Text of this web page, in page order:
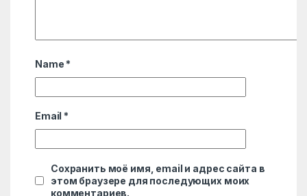
Name *
Email *
Сохранить моё имя, email и адрес сайта в
этом браузере для последующих моих
комментариев.